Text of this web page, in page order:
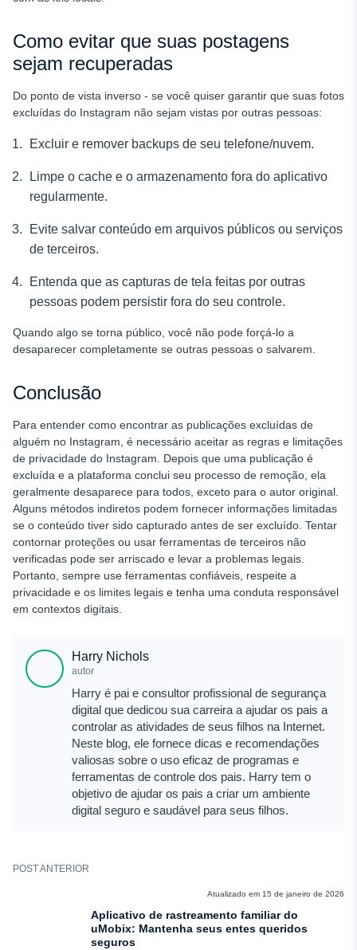
Como evitar que suas postagens
sejam recuperadas
Do ponto de vista inverso - se você quiser garantir que suas fotos
excluídas do Instagram não sejam vistas por outras pessoas:
Excluir e remover backups de seu telefone/nuvem.
Limpe o cache e o armazenamento fora do aplicativo
regularmente.
Evite salvar conteúdo em arquivos públicos ou serviços
de terceiros.
Entenda que as capturas de tela feitas por outras
pessoas podem persistir fora do seu controle.
Quando algo se torna público, você não pode forçá-lo a
desaparecer completamente se outras pessoas o salvarem.
Conclusão
Para entender como encontrar as publicações excluídas de
alguém no Instagram, é necessário aceitar as regras e limitações
de privacidade do Instagram. Depois que uma publicação é
excluída e a plataforma conclui seu processo de remoção, ela
geralmente desaparece para todos, exceto para o autor original.
Alguns métodos indiretos podem fornecer informações limitadas
se o conteúdo tiver sido capturado antes de ser excluído. Tentar
contornar proteções ou usar ferramentas de terceiros não
verificadas pode ser arriscado e levar a problemas legais.
Portanto, sempre use ferramentas confiáveis, respeite a
privacidade e os limites legais e tenha uma conduta responsável
em contextos digitais.
Harry Nichols
autor
Harry é pai e consultor profissional de segurança
digital que dedicou sua carreira a ajudar os pais a
controlar as atividades de seus filhos na Internet.
Neste blog, ele fornece dicas e recomendações
valiosas sobre o uso eficaz de programas e
ferramentas de controle dos pais. Harry tem o
objetivo de ajudar os pais a criar um ambiente
digital seguro e saudável para seus filhos.
POST ANTERIOR
Atualizado em 15 de janeiro de 2026
Aplicativo de rastreamento familiar do
uMobix: Mantenha seus entes queridos
seguros